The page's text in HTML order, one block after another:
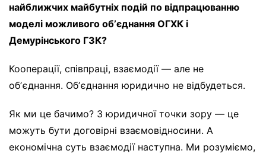
найближчих майбутніх подій по відпрацюванню
моделі можливого обʼєднання ОГХК і
Демурінського ГЗК?
Кооперації, співпраці, взаємодії — але не
обʼєднання. Обʼєднання юридично не відбудеться.
Як ми це бачимо? З юридичної точки зору — це
можуть бути договірні взаємовідносини. А
економічна суть взаємодії наступна. Ми розуміємо,